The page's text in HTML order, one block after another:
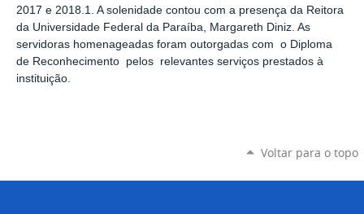
2017 e 2018.1. A solenidade contou com a presença da Reitora
da Universidade Federal da Paraíba, Margareth Diniz. As
servidoras homenageadas foram outorgadas com o Diploma
de Reconhecimento pelos relevantes serviços prestados à
instituição.
Voltar para o topo